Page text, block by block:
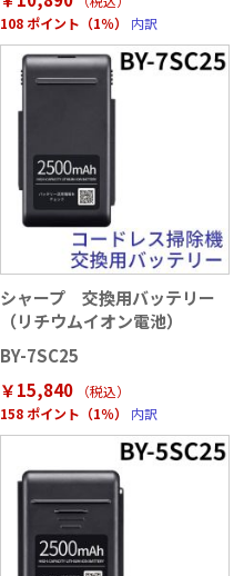
108 ポイント（1％）
内訳
シャープ 交換用バッテリー
（リチウムイオン電池）
BY-7SC25
￥15,840
（税込）
158 ポイント（1％）
内訳